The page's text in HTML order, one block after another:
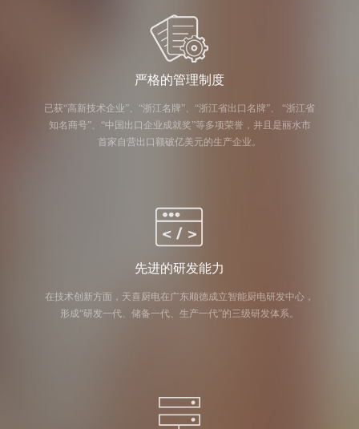
严格的管理制度
已获“高新技术企业”、“浙江名牌”、“浙江省出口名牌”、 “浙江省
知名商号”、“中国出口企业成就奖”等多项荣誉，并且是丽水市
首家自营出口额破亿美元的生产企业。
先进的研发能力
在技术创新方面，天喜厨电在广东顺德成立智能厨电研发中心，
形成“研发一代、储备一代、生产一代”的三级研发体系。